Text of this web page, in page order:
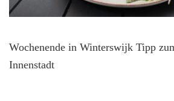
Wochenende in Winterswijk Tipp
Innenstadt